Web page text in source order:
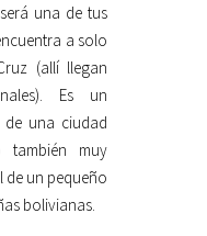
una de tus
a solo
(allí llegan
Es un
una ciudad
también muy
de un pequeño
bolivianas.